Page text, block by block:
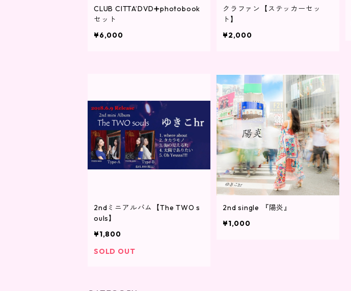
CLUB CITTA’DVD➕photobook
セット
¥6,000
クラファン【ステッカーセッ
ト】
¥2,000
2ndミニアルバム【The TWO s
ouls】
¥1,800
SOLD OUT
2nd single 『陽炎』
¥1,000